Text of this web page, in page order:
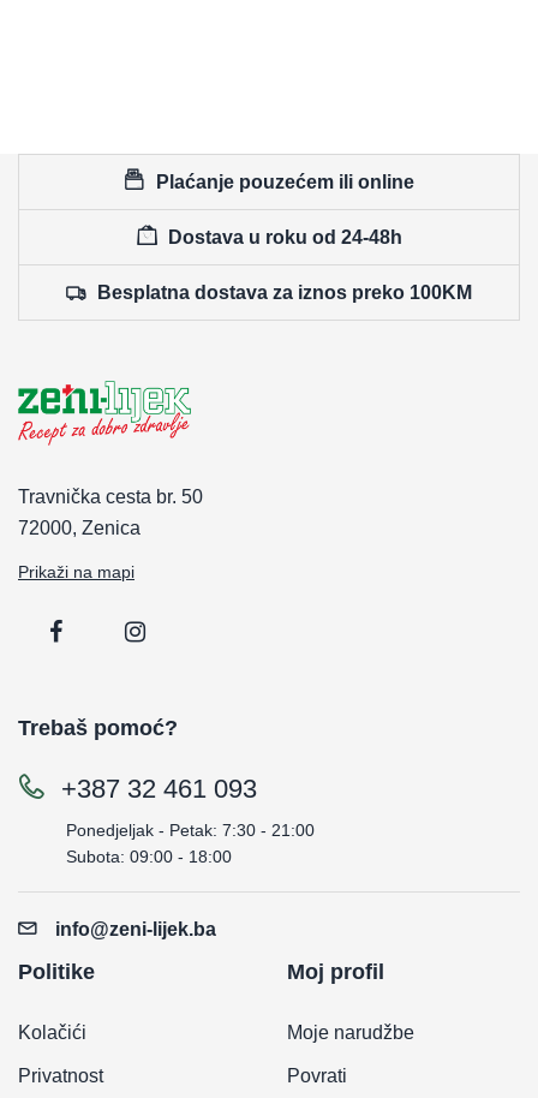
Plaćanje pouzećem ili online
Dostava u roku od 24-48h
Besplatna dostava za iznos preko 100KM
Travnička cesta br. 50
72000, Zenica
Prikaži na mapi
Trebaš pomoć?
+387 32 461 093
Ponedjeljak - Petak: 7:30 - 21:00
Subota: 09:00 - 18:00
info@zeni-lijek.ba
Politike
Kolačići
Privatnost
Moj profil
Moje narudžbe
Povrati